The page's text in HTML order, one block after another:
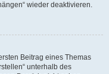
wieder deaktivieren.
Beitrag eines Themas
unterhalb des